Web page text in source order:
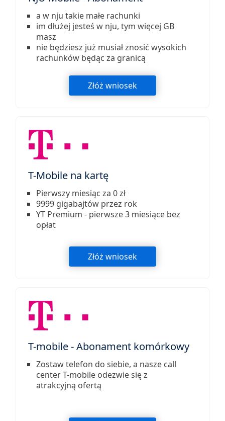
a w nju takie małe rachunki
im dłużej jesteś w nju, tym więcej GB
masz
nie będziesz już musiał znosić wysokich
rachunków będąc za granicą
Złóż wniosek
T-Mobile na kartę
Pierwszy miesiąc za 0 zł
9999 gigabajtów przez rok
YT Premium - pierwsze 3 miesiące bez
opłat
Złóż wniosek
T-mobile - Abonament komórkowy
Zostaw telefon do siebie, a nasze call
center T-mobile odezwie się z
atrakcyjną ofertą